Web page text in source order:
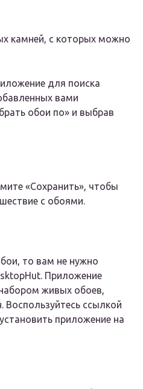
камней, с которых можно
для поиска
вами
обои по» и выбрав
«Сохранить», чтобы
с обоями.
то вам не нужно
Приложение
живых обоев,
ссылкой
приложение на